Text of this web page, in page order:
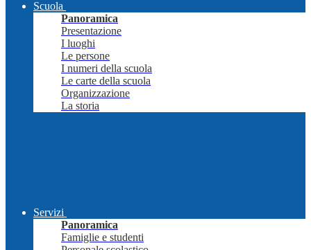
Scuola
Panoramica
Presentazione
I luoghi
Le persone
I numeri della scuola
Le carte della scuola
Organizzazione
La storia
Servizi
Panoramica
Famiglie e studenti